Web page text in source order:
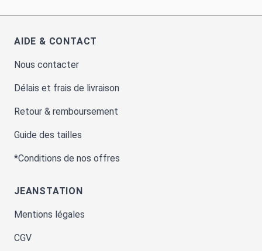
AIDE & CONTACT
Nous contacter
Délais et frais de livraison
Retour & remboursement
Guide des tailles
*Conditions de nos offres
JEANSTATION
Mentions légales
CGV